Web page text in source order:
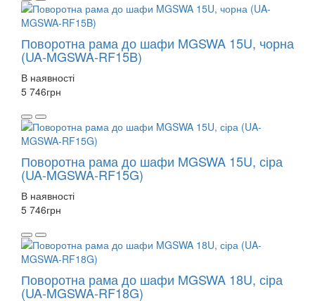
Поворотна рама до шафи MGSWA 15U, чорна
(UA-MGSWA-RF15B)
В наявності
5 746грн
Поворотна рама до шафи MGSWA 15U, сіра
(UA-MGSWA-RF15G)
В наявності
5 746грн
Поворотна рама до шафи MGSWA 18U, сіра
(UA-MGSWA-RF18G)